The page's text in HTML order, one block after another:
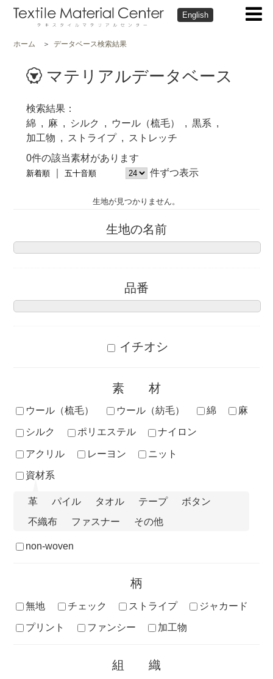
English
ホーム データベース検索結果
マテリアルデータベース
検索結果
綿
麻 シルク ウール（梳毛）
黒系
加工物
ストライプ
ストレッチ
0件の該当素材があります
新着順 五十音順 件ずつ表示
生地が見つかりません。
生地の名前
品番
イチオシ
素材
ウール（梳毛） ウール（紡毛） 綿
麻
シルク
ポリエステル
ナイロン
アクリル
レーヨン
ニット
資材系
革 パイル タオル テープ
ボタン
不織布
ファスナー その他
non-woven
柄
無地 チェック ストライプ
ジャカード
プリント
ファンシー 加工物
組織